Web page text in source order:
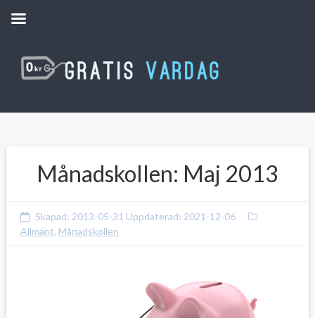
Månadskollen: Maj 2013
Skapad: 2013-05-31 Uppdaterad: 2021-12-06
Allmänt, Månadskollen